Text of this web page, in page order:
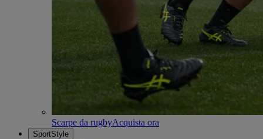
Scarpe da rugbyAcquista ora
SportStyle